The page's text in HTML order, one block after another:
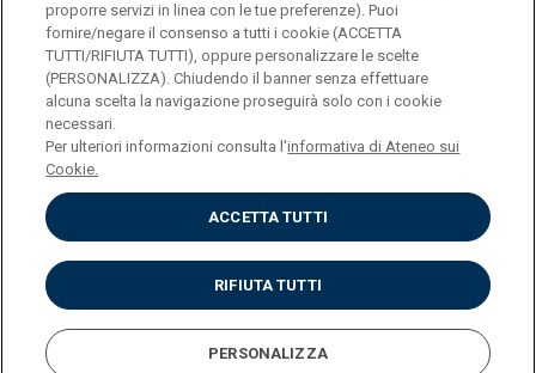
PI 02133120150
ENGLISH
Privacy
Accessibilità
Cookies
Impostazione Cookies
proporre servizi in linea con le tue preferenze). Puoi
fornire/negare il consenso a tutti i cookie (ACCETTA
TUTTI/RIFIUTA TUTTI), oppure personalizzare le scelte
(PERSONALIZZA). Chiudendo il banner senza effettuare
alcuna scelta la navigazione proseguirà solo con i cookie
necessari.
Per ulteriori informazioni consulta l'informativa di Ateneo sui
Cookie.
ACCETTA TUTTI
RIFIUTA TUTTI
PERSONALIZZA